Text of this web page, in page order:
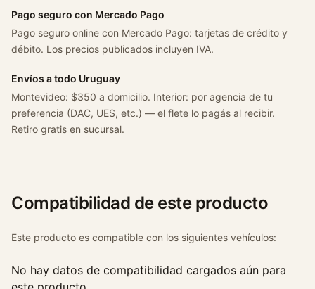
Pago seguro con Mercado Pago
Pago seguro online con Mercado Pago: tarjetas de crédito y
débito. Los precios publicados incluyen IVA.
Envíos a todo Uruguay
Montevideo: $350 a domicilio. Interior: por agencia de tu
preferencia (DAC, UES, etc.) — el flete lo pagás al recibir.
Retiro gratis en sucursal.
Compatibilidad de este producto
Este producto es compatible con los siguientes vehículos:
No hay datos de compatibilidad cargados aún para